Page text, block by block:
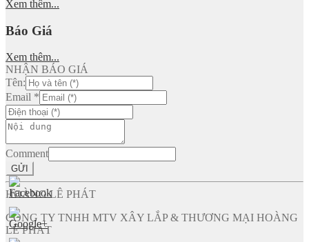
Xem thêm...
Báo Giá
Xem thêm...
NHẬN BÁO GIÁ
Tên:
Email *
Comment
GỬI
HOÀNG LÊ PHÁT
CÔNG TY TNHH MTV XÂY LẮP & THƯƠNG MẠI HOÀNG
LÊ PHÁT